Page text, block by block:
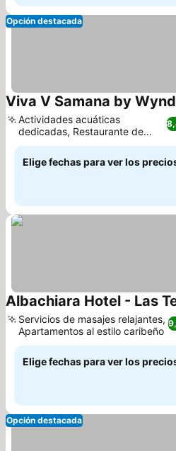
Opción destacada
Viva V Samana by
Actividades acuáticas
dedicadas, Restaurante de
fusión gourmet
Elige fechas para ver los
Albachiara Hotel - Las
Servicios de masajes relajantes,
Apartamentos al estilo caribeño
Elige fechas para ver los
Opción destacada